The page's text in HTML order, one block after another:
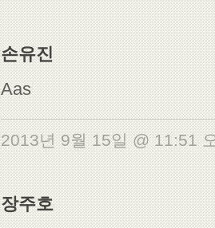
손유진
Aas
2013년 9월 15일 @ 11:51
장주호